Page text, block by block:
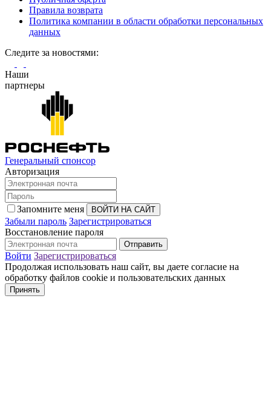
Правила возврата
Политика компании в области обработки персональных
данных
Cледите за новостями:
Наши
партнеры
Генеральный спонсор
Авторизация
Запомните меня
Забыли пароль Зарегистрироваться
Восстановление пароля
Войти Зарегистрироваться
Продолжая использовать наш сайт, вы даете согласие на
обработку файлов cookie и пользовательских данных
Принять